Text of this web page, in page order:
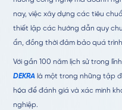
nay, việc xây dựng các tiêu
thiết lập các hướng dẫn quy
ẩn, đồng thời đảm bảo quá
Với gần 100 năm lịch sử trong
DEKRA là một trong những tập
hóa để đánh giá và xác minh
nghiệp.